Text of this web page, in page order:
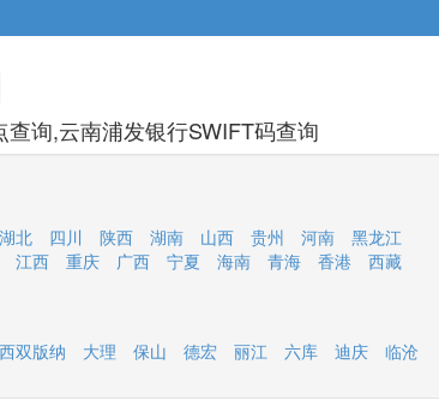
询,云南浦发银行SWIFT码查询
湖北 四川 陕西 湖南 山西 贵州 河南
黑龙江
江西 重庆 广西 宁夏 海南 青海 香港
西藏
西双版纳 大理 保山 德宏 丽江 六库 迪庆 临沧